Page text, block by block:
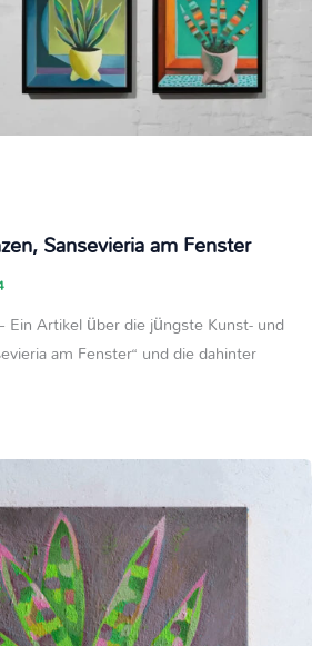
Sansevieria am Fenster
Ein Artikel über die jüngste Kunst- und
am Fenster“ und die dahinter